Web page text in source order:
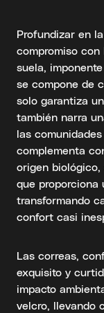
Profundizar en
compromiso
suela,
se compone de
solo garantiza
también narra
las
complementa
origen
que proporciona
transformando
confort casi
Las correas,
exquisito y
impacto
velcro, llevando